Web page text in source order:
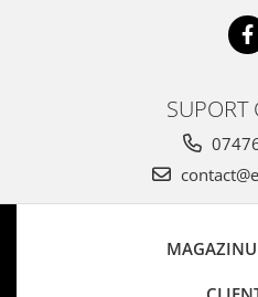
SUPORT